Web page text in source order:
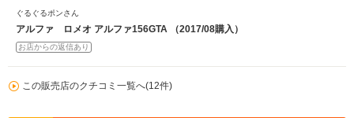
ぐるぐるポンさん
アルファ ロメオ アルファ156GTA （2017/08購入）
お店からの返信あり
この販売店のクチコミ一覧へ(12件)